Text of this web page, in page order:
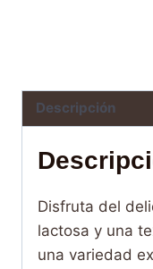
Descripción
Disfruta del
lactosa y una
una variedad